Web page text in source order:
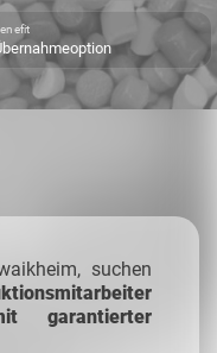
suchen
garantierter